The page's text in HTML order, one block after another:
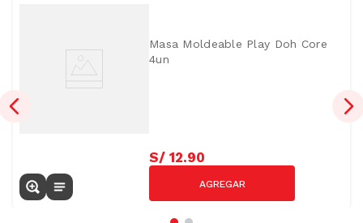
Masa Moldeable Play Doh Core
4un
S/ 12.90